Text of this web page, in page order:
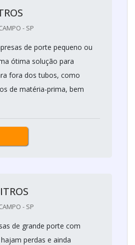
- SP
de porte pequeno ou
ótima solução para
fora dos tubos, como
de matéria-prima, bem
- SP
de grande porte com
perdas e ainda